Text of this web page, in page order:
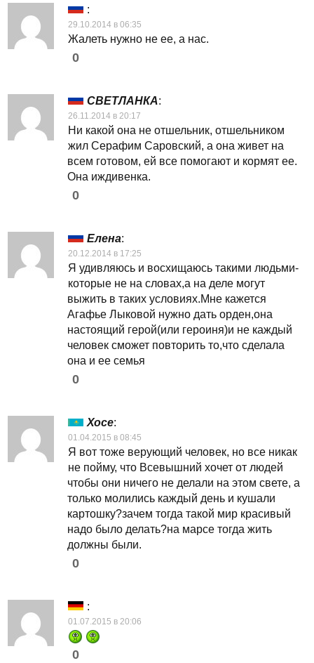
:
29.10.2014 в 06:35
Жалеть нужно не ее, а нас.
0
СВЕТЛАНКА:
26.11.2014 в 20:17
Ни какой она не отшельник, отшельником
жил Серафим Саровский, а она живет на
всем готовом, ей все помогают и кормят ее.
Она иждивенка.
0
Елена:
20.12.2014 в 17:25
Я удивляюсь и восхищаюсь такими людьми-
которые не на словах,а на деле могут
выжить в таких условиях.Мне кажется
Агафье Лыковой нужно дать орден,она
настоящий герой(или героиня)и не каждый
человек сможет повторить то,что сделала
она и ее семья
0
Хосе:
01.04.2015 в 08:45
Я вот тоже верующий человек, но все никак
не пойму, что Всевышний хочет от людей
чтобы они ничего не делали на этом свете, а
только молились каждый день и кушали
картошку?зачем тогда такой мир красивый
надо было делать?на марсе тогда жить
должны были.
0
:
01.07.2015 в 20:06
0